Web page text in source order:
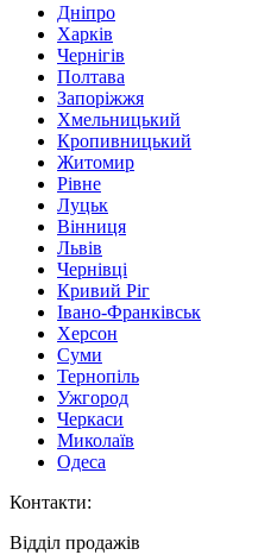
Дніпро
Харків
Чернігів
Полтава
Запоріжжя
Хмельницький
Кропивницький
Житомир
Рівне
Луцьк
Вінниця
Львів
Чернівці
Кривий Ріг
Івано-Франківськ
Херсон
Суми
Тернопіль
Ужгород
Черкаси
Миколаїв
Одеса
Контакти:
Відділ продажів